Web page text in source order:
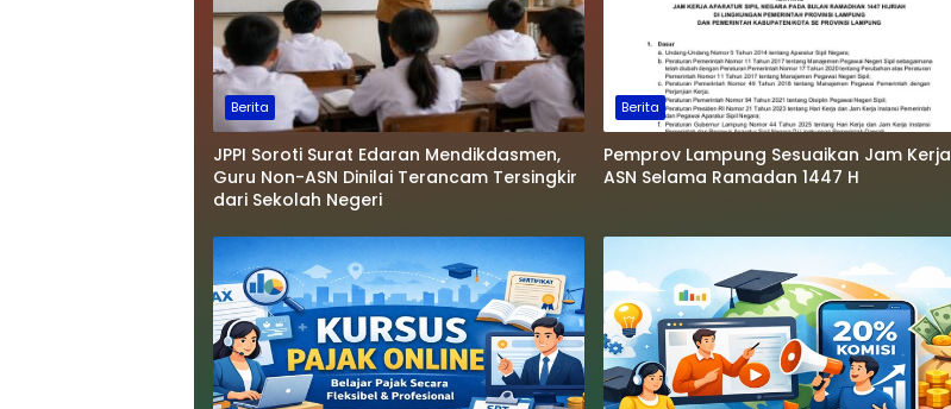
Berita
JPPI Soroti Surat Edaran Mendikdasmen,
Guru Non-ASN Dinilai Terancam Tersingkir
dari Sekolah Negeri
Berita
Pemprov Lampung Sesuaikan Jam Kerja
ASN Selama Ramadan 1447 H